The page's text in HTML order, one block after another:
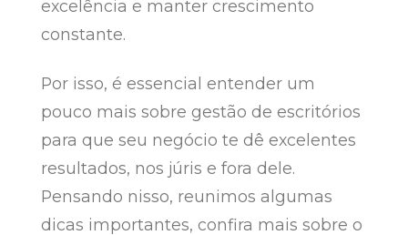
excelência e manter crescimento
constante.
Por isso, é essencial entender um
pouco mais sobre gestão de escritórios
para que seu negócio te dê excelentes
resultados, nos júris e fora dele.
Pensando nisso, reunimos algumas
dicas importantes, confira mais sobre o